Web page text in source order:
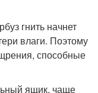
гнить начнет
влаги. Поэтому
способные
ящик, чаще